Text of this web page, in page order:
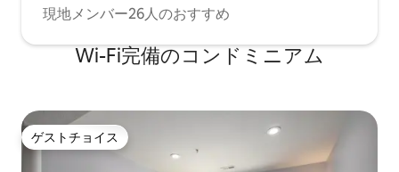
現地メンバー26人のおすすめ
Wi-Fi完備のコンドミニアム
ゲストチョイス
ゲストチョイス